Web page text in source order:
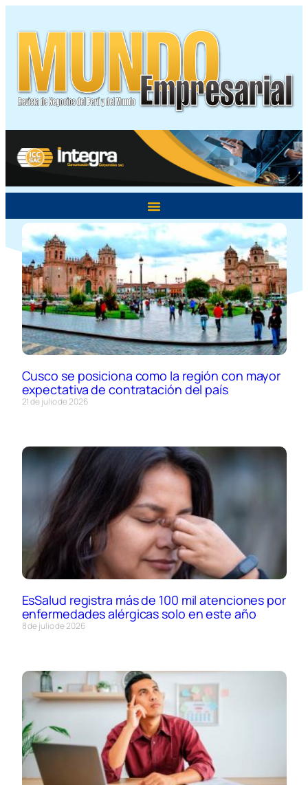
Cusco se posiciona como la región con mayor
expectativa de contratación del país
21 de julio de 2026
EsSalud registra más de 100 mil atenciones por
enfermedades alérgicas solo en este año
8 de julio de 2026